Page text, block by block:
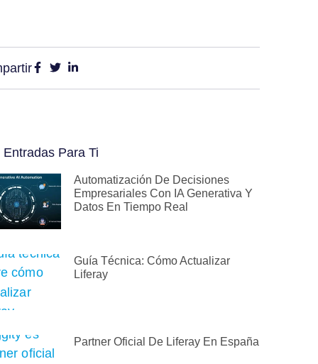
Entradas Para Ti
Automatización De Decisiones
Empresariales Con IA Generativa Y
Datos En Tiempo Real
Guía Técnica: Cómo Actualizar
Liferay
Partner Oficial De Liferay En España